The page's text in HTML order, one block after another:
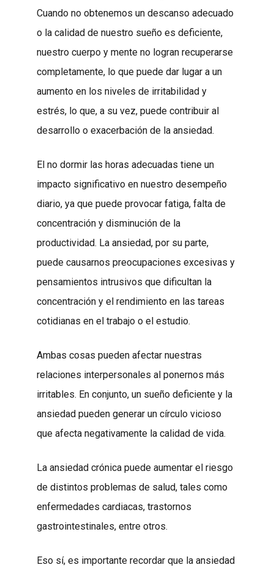
Cuando no obtenemos un descanso adecuado
o la calidad de nuestro sueño es deficiente,
nuestro cuerpo y mente no logran recuperarse
completamente, lo que puede dar lugar a un
aumento en los niveles de irritabilidad y
estrés, lo que, a su vez, puede contribuir al
desarrollo o exacerbación de la ansiedad.
El no dormir las horas adecuadas tiene un
impacto significativo en nuestro desempeño
diario, ya que puede provocar fatiga, falta de
concentración y disminución de la
productividad. La ansiedad, por su parte,
puede causarnos preocupaciones excesivas y
pensamientos intrusivos que dificultan la
concentración y el rendimiento en las tareas
cotidianas en el trabajo o el estudio.
Ambas cosas pueden afectar nuestras
relaciones interpersonales al ponernos más
irritables. En conjunto, un sueño deficiente y la
ansiedad pueden generar un círculo vicioso
que afecta negativamente la calidad de vida.
La ansiedad crónica puede aumentar el riesgo
de distintos problemas de salud, tales como
enfermedades cardiacas, trastornos
gastrointestinales, entre otros.
Eso sí, es importante recordar que la ansiedad